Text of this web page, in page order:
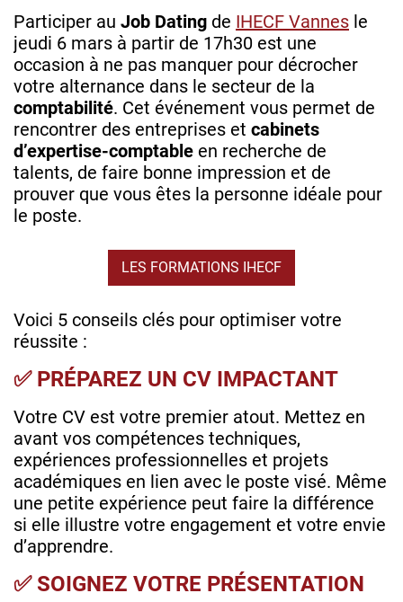
Participer au Job Dating de IHECF Vannes le
jeudi 6 mars à partir de 17h30 est une
occasion à ne pas manquer pour décrocher
votre alternance dans le secteur de la
comptabilité. Cet événement vous permet de
rencontrer des entreprises et cabinets
d’expertise-comptable en recherche de
talents, de faire bonne impression et de
prouver que vous êtes la personne idéale pour
le poste.
LES FORMATIONS IHECF
Voici 5 conseils clés pour optimiser votre
réussite :
✅ PRÉPAREZ UN CV IMPACTANT
Votre CV est votre premier atout. Mettez en
avant vos compétences techniques,
expériences professionnelles et projets
académiques en lien avec le poste visé. Même
une petite expérience peut faire la différence
si elle illustre votre engagement et votre envie
d’apprendre.
✅ SOIGNEZ VOTRE PRÉSENTATION